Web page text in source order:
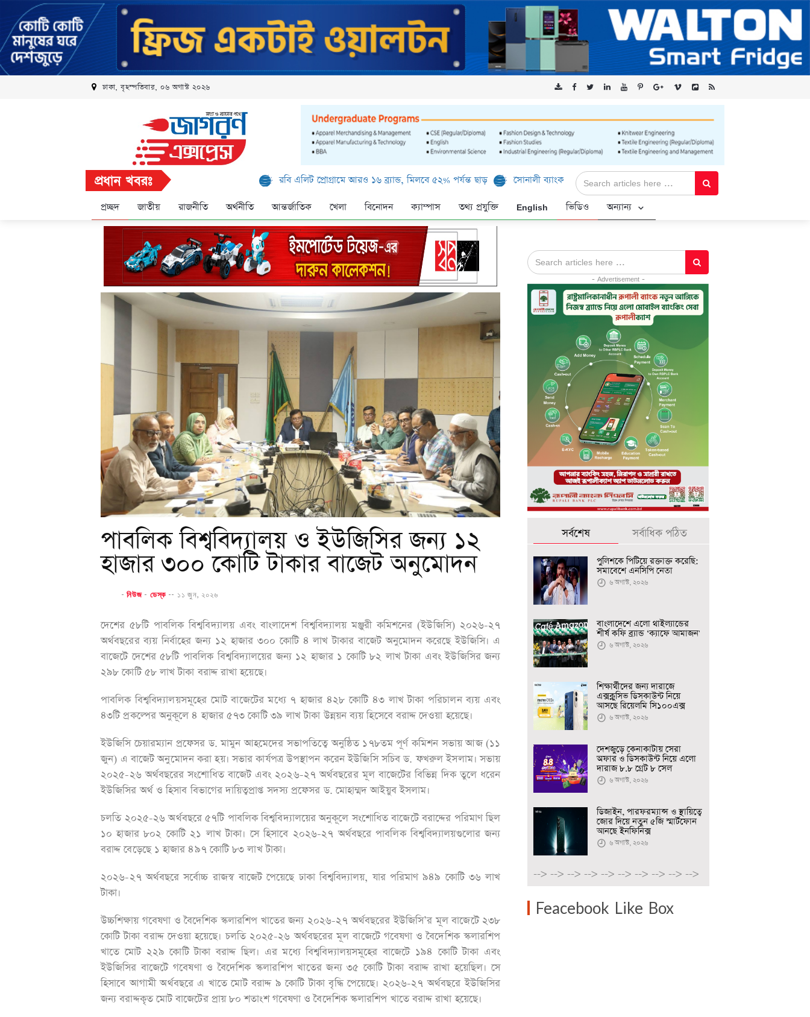
ঢাকা, বৃহস্পতিবার, ০৬ অগাস্ট ২০২৬
প্রধান খবরঃ রবি এলিট প্রোগ্রামে আরও ১৬ ব্র্যান্ড, মিলবে ৫২% পর্যন্ত ছাড় সোনালী ব্যাংক লিমিটেড-এর ‘কৃষক কার্ড’ কর্মসূচির জন্য সুরক্ষিত সংযোগ প্রদান করছে এক্সেনটেক
প্রচ্ছদ জাতীয় রাজনীতি অর্থনীতি আন্তর্জাতিক খেলা বিনোদন ক্যাম্পাস তথ্য প্রযুক্তি English ভিডিও অন্যান্য
পাবলিক বিশ্ববিদ্যালয় ও ইউজিসির জন্য ১২
হাজার ৩০০ কোটি টাকার বাজেট অনুমোদন
-নিউজ- ডেস্ক -- ১১ জুন, ২০২৬
দেশের ৫৮টি পাবলিক বিশ্ববিদ্যালয় এবং বাংলাদেশ বিশ্ববিদ্যালয় মঞ্জুরী কমিশনের (ইউজিসি) ২০২৬-২৭
অর্থবছরের ব্যয় নির্বাহের জন্য ১২ হাজার ৩০০ কোটি ৪ লাখ টাকার বাজেট অনুমোদন করেছে ইউজিসি। এ
বাজেটে দেশের ৫৮টি পাবলিক বিশ্ববিদ্যালয়ের জন্য ১২ হাজার ১ কোটি ৮২ লাখ টাকা এবং ইউজিসির জন্য
২৯৮ কোটি ৫৮ লাখ টাকা বরাদ্দ রাখা হয়েছে।
পাবলিক বিশ্ববিদ্যালয়সমূহের মোট বাজেটের মধ্যে ৭ হাজার ৪২৮ কোটি ৪৩ লাখ টাকা পরিচালন ব্যয় এবং
৪৩টি প্রকল্পের অনুকূলে ৪ হাজার ৫৭৩ কোটি ৩৯ লাখ টাকা উন্নয়ন ব্যয় হিসেবে বরাদ্দ দেওয়া হয়েছে।
ইউজিসি চেয়ারম্যান প্রফেসর ড. মামুন আহমেদের সভাপতিত্বে অনুষ্ঠিত ১৭৮তম পূর্ণ কমিশন সভায় আজ (১১
জুন) এ বাজেট অনুমোদন করা হয়। সভার কার্যপত্র উপস্থাপন করেন ইউজিসি সচিব ড. ফখরুল ইসলাম। সভায়
২০২৫-২৬ অর্থবছরের সংশোধিত বাজেট এবং ২০২৬-২৭ অর্থবছরের মূল বাজেটের বিভিন্ন দিক তুলে ধরেন
ইউজিসির অর্থ ও হিসাব বিভাগের দায়িত্বপ্রাপ্ত সদস্য প্রফেসর ড. মোহাম্মদ আইয়ুব ইসলাম।
চলতি ২০২৫-২৬ অর্থবছরে ৫৭টি পাবলিক বিশ্ববিদ্যালয়ের অনুকূলে সংশোধিত বাজেটে বরাদ্দের পরিমাণ ছিল
১০ হাজার ৮০২ কোটি ২১ লাখ টাকা। সে হিসাবে ২০২৬-২৭ অর্থবছরে পাবলিক বিশ্ববিদ্যালয়গুলোর জন্য
বরাদ্দ বেড়েছে ১ হাজার ৪৯৭ কোটি ৮৩ লাখ টাকা।
২০২৬-২৭ অর্থবছরে সর্বোচ্চ রাজস্ব বাজেট পেয়েছে ঢাকা বিশ্ববিদ্যালয়, যার পরিমাণ ৯৪৯ কোটি ৩৬ লাখ
টাকা।
উচ্চশিক্ষায় গবেষণা ও বৈদেশিক স্কলারশিপ খাতের জন্য ২০২৬-২৭ অর্থবছরের ইউজিসি’র মূল বাজেটে ২৩৮
কোটি টাকা বরাদ্দ দেওয়া হয়েছে। চলতি ২০২৫-২৬ অর্থবছরের মূল বাজেটে গবেষণা ও বৈদেশিক স্কলারশিপ
খাতে মোট ২২৯ কোটি টাকা বরাদ্দ ছিল। এর মধ্যে বিশ্ববিদ্যালয়সমূহের বাজেটে ১৯৪ কোটি টাকা এবং
ইউজিসির বাজেটে গবেষণা ও বৈদেশিক স্কলারশিপ খাতের জন্য ৩৫ কোটি টাকা বরাদ্দ রাখা হয়েছিল। সে
হিসাবে আগামী অর্থবছরে এ খাতে মোট বরাদ্দ ৯ কোটি টাকা বৃদ্ধি পেয়েছে। ২০২৬-২৭ অর্থবছরে ইউজিসির
জন্য বরাদ্দকৃত মোট বাজেটের প্রায় ৮০ শতাংশ গবেষণা ও বৈদেশিক স্কলারশিপ খাতে বরাদ্দ রাখা হয়েছে।
- Advertisement -
সর্বশেষ সর্বাধিক পঠিত
পুলিশকে পিটিয়ে রক্তাক্ত করেছি:
সমাবেশে এনসিপি নেতা
৬ অগাস্ট, ২০২৬
বাংলাদেশে এলো থাইল্যান্ডের
শীর্ষ কফি ব্র্যান্ড ‘ক্যাফে আমাজন'
৬ অগাস্ট, ২০২৬
শিক্ষার্থীদের জন্য দারাজে
এক্সক্লুসিভ ডিসকাউন্ট নিয়ে
আসছে রিয়েলমি সি১০০এক্স
৬ অগাস্ট, ২০২৬
দেশজুড়ে কেনাকাটায় সেরা
অফার ও ডিসকাউন্ট নিয়ে এলো
দারাজ ৮.৮ গ্রেট ৮ সেল
৬ অগাস্ট, ২০২৬
ডিজাইন, পারফরম্যান্স ও স্থায়িত্বে
জোর দিয়ে নতুন ৫জি স্মার্টফোন
আনছে ইনফিনিক্স
৬ অগাস্ট, ২০২৬
--> --> --> --> --> --> --> --> --> -->
Feacebook Like Box